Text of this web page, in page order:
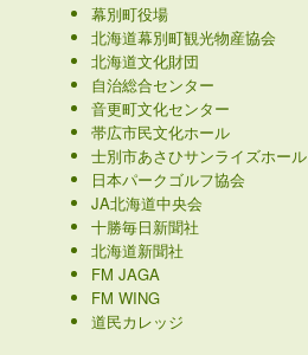
幕別町役場
北海道幕別町観光物産協会
北海道文化財団
自治総合センター
音更町文化センター
帯広市民文化ホール
士別市あさひサンライズホール
日本パークゴルフ協会
JA北海道中央会
十勝毎日新聞社
北海道新聞社
FM JAGA
FM WING
道民カレッジ